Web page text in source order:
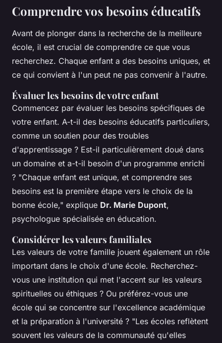
Comprendre vos besoins éducatifs
Avant de plonger dans la recherche de la meilleure
école, il est crucial de comprendre ce que vous
recherchez. Chaque enfant a des besoins uniques, et
ce qui convient à l'un peut ne pas convenir à l'autre.
Évaluer les besoins de votre enfant
Commencez par évaluer les besoins spécifiques de
votre enfant. A-t-il des besoins éducatifs particuliers,
comme un soutien pour des troubles
d'apprentissage ? Est-il particulièrement doué dans
un domaine et a-t-il besoin d'un programme enrichi
? "Chaque enfant est unique, et comprendre ses
besoins est la première étape vers le choix de la
bonne école," explique Dr. Marie Dupont,
psychologue spécialisée en éducation.
Considérer les valeurs familiales
Les valeurs de votre famille jouent également un rôle
important dans le choix d'une école. Recherchez-
vous une institution qui met l'accent sur les valeurs
spirituelles ou éthiques ? Ou préférez-vous une
école qui se concentre sur l'excellence académique
et la préparation à l'université ? "Les écoles reflètent
souvent les valeurs de la communauté qu'elles